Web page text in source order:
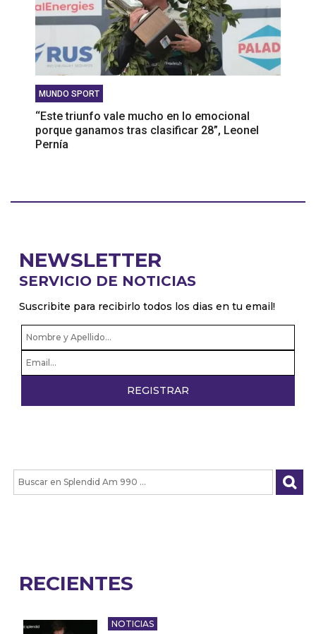
MUNDO SPORT
‘‘Este triunfo vale mucho en lo emocional
porque ganamos tras clasificar 28”, Leonel
Pernía
NEWSLETTER
SERVICIO DE NOTICIAS
Suscribite para recibirlo todos los dias en tu email!
RECIENTES
NOTICIAS